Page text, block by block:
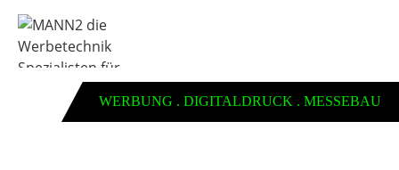
WERBUNG . DIGITALDRUCK . MESSEBAU